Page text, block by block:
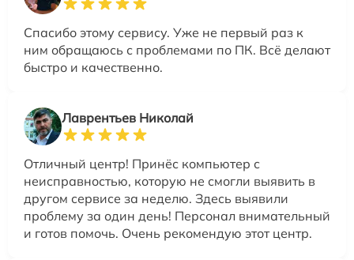
Спасибо этому сервису. Уже не первый раз к
ним обращаюсь с проблемами по ПК. Всё делают
быстро и качественно.
Лаврентьев Николай
Отличный центр! Принёс компьютер с
неисправностью, которую не смогли выявить в
другом сервисе за неделю. Здесь выявили
проблему за один день! Персонал внимательный
и готов помочь. Очень рекомендую этот центр.